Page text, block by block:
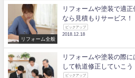
リフォーム全般
リフォームや塗装で適
なら見積もりサービス！
ピックアップ
2018.12.18
リフォームや塗装の際
して軌道修正していこう
ピックアップ